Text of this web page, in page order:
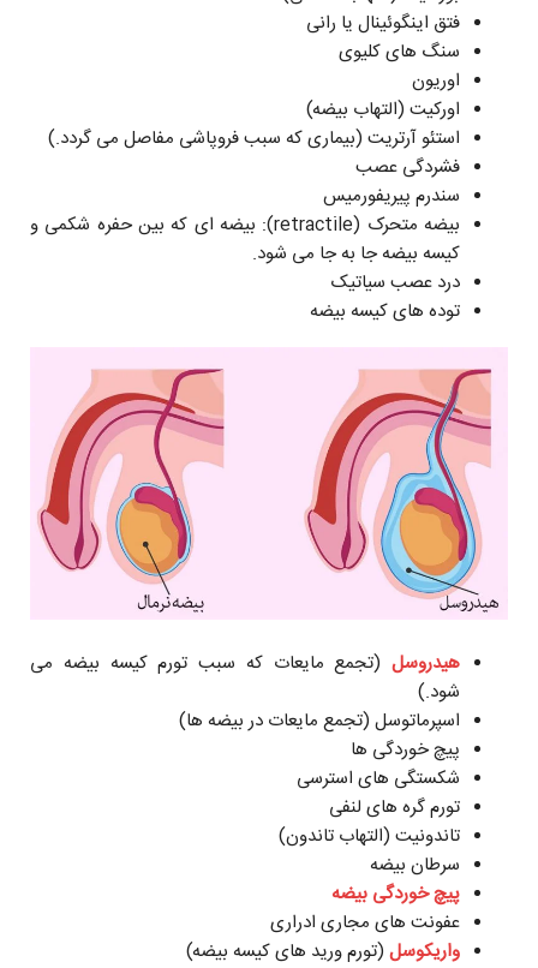
فتق اینگوئینال یا رانی
سنگ های کلیوی
اوریون
اورکیت (التهاب بیضه)
استئو آرتریت (بیماری که سبب فروپاشی مفاصل می گردد.)
فشردگی عصب
سندرم پیریفورمیس
بیضه متحرک (retractile): بیضه ای که بین حفره شکمی و
کیسه بیضه جا به جا می شود.
درد عصب سیاتیک
توده های کیسه بیضه
هیدروسل (تجمع مایعات که سبب تورم کیسه بیضه می
شود.)
اسپرماتوسل (تجمع مایعات در بیضه ها)
پیچ خوردگی ها
شکستگی های استرسی
تورم گره های لنفی
تاندونیت (التهاب تاندون)
سرطان بیضه
پیچ خوردگی بیضه
عفونت های مجاری ادراری
واریکوسل (تورم ورید های کیسه بیضه)